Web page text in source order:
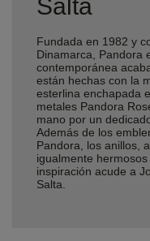
Salta
Fundada en 1982 y
Dinamarca, Pandora
contemporánea
están hechas con la
esterlina enchapada
metales Pandora
mano por un
Además de los
Pandora, los anillos,
igualmente
inspiración acude a
Salta.